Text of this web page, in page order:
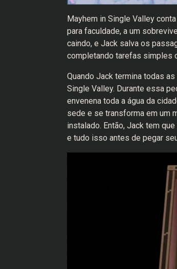
Mayhem in Single Valley
para faculdade, a um
caindo, e Jack salva os
completando tarefas simples
Quando Jack termina todas
Single Valley. Durante essa
envenena toda a água da
sede e se transforma em um
instalado. Então, Jack tem
e tudo isso antes de pegar